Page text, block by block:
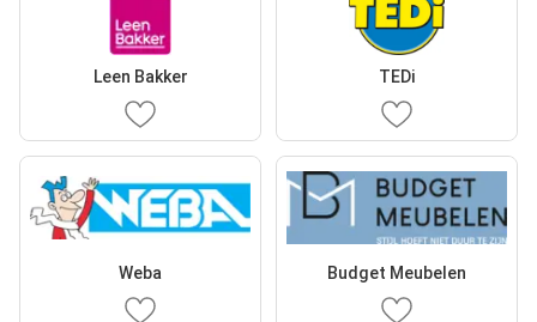
Leen Bakker TEDi
Weba Budget Meubelen